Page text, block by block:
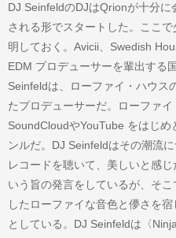
DJ SeinfeldのDJはQrionが十分
される形でスタートした。ここ
明しておく。Avicii、Swedish
EDM プロデューサーを輩出する
Seinfeldは、ローファイ・ハウス
たプロデューサーだ。ローファ
SoundCloudやYouTube をはじ
ンルだ。DJ Seinfeldはその潮流
レコードを聴いて、美しいと感
いう旨の発言をしているが、そ
したローファイな音色と儚さを
としている。DJ Seinfeldは〈